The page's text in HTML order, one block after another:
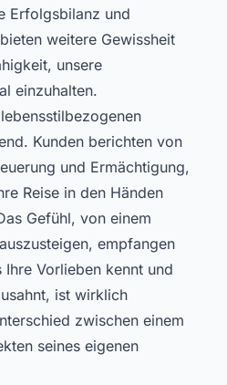
Erfolgsbilanz und
weitere Gewissheit
unsere
einzuhalten.
Kunden berichten von
und Ermächtigung,
Reise in den Händen
Gefühl, von einem
empfangen
Vorlieben kennt und
ist wirklich
zwischen einem
seines eigenen